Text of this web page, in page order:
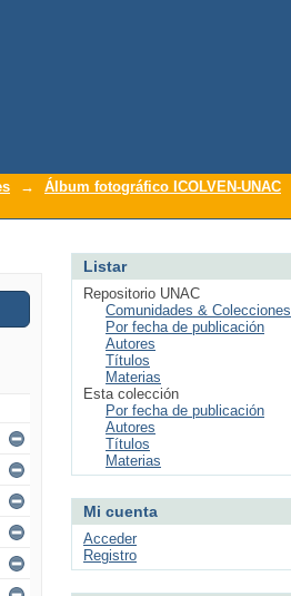
→ Álbum fotográfico ICOLVEN-UNAC
Listar
Repositorio UNAC
Comunidades & Colecciones
Por fecha de publicación
Autores
Títulos
Materias
Esta colección
Por fecha de publicación
Autores
Títulos
Materias
Mi cuenta
Acceder
Registro